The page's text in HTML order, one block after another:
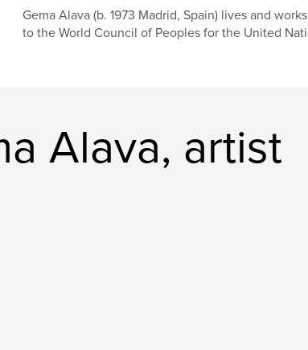
Gema Alava (b. 1973 Madrid, Spain) lives and
to the World Council of Peoples for the United
Alava, artist